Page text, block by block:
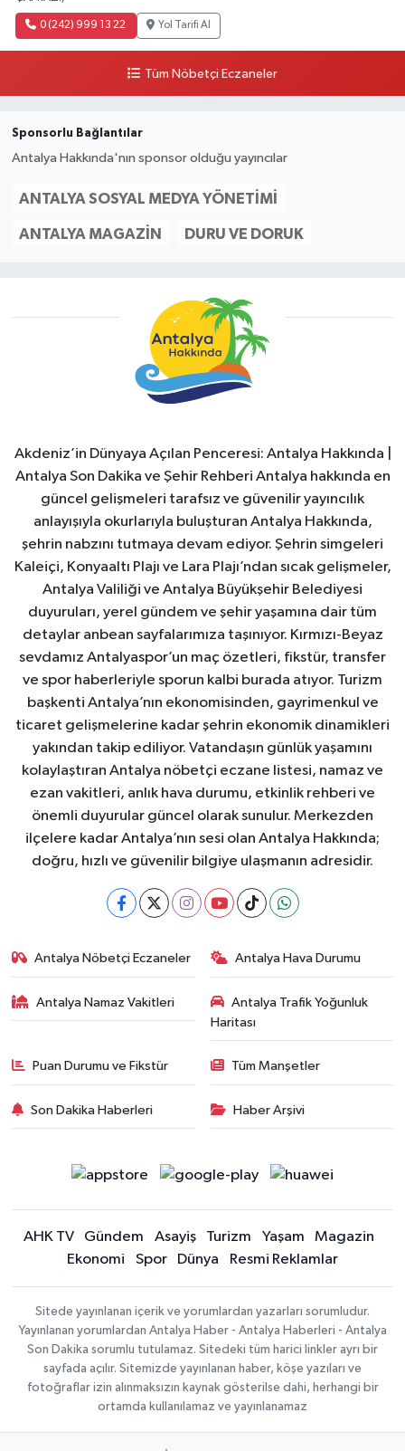
0 (242) 999 13 22 Yol Tarifi Al
Tüm Nöbetçi Eczaneler
Sponsorlu Bağlantılar
Antalya Hakkında'nın sponsor olduğu yayıncılar
ANTALYA SOSYAL MEDYA YÖNETIMI
ANTALYA MAGAZIN DURU VE DORUK
Akdeniz’in Dünyaya Açılan Penceresi: Antalya Hakkında |
Antalya Son Dakika ve Şehir Rehberi Antalya hakkında en
güncel gelişmeleri tarafsız ve güvenilir yayıncılık
anlayışıyla okurlarıyla buluşturan Antalya Hakkında,
şehrin nabzını tutmaya devam ediyor. Şehrin simgeleri
Kaleiçi, Konyaaltı Plajı ve Lara Plajı’ndan sıcak gelişmeler,
Antalya Valiliği ve Antalya Büyükşehir Belediyesi
duyuruları, yerel gündem ve şehir yaşamına dair tüm
detaylar anbean sayfalarımıza taşınıyor. Kırmızı-Beyaz
sevdamız Antalyaspor’un maç özetleri, fikstür, transfer
ve spor haberleriyle sporun kalbi burada atıyor. Turizm
başkenti Antalya’nın ekonomisinden, gayrimenkul ve
ticaret gelişmelerine kadar şehrin ekonomik dinamikleri
yakından takip ediliyor. Vatandaşın günlük yaşamını
kolaylaştıran Antalya nöbetçi eczane listesi, namaz ve
ezan vakitleri, anlık hava durumu, etkinlik rehberi ve
önemli duyurular güncel olarak sunulur. Merkezden
ilçelere kadar Antalya’nın sesi olan Antalya Hakkında;
doğru, hızlı ve güvenilir bilgiye ulaşmanın adresidir.
Antalya Nöbetçi Eczaneler Antalya Hava Durumu
Antalya Namaz Vakitleri
Antalya Trafik Yoğunluk
Haritası
Puan Durumu ve Fikstür Tüm Manşetler
Son Dakika Haberleri Haber Arşivi
AHK TV Gündem Asayiş Turizm Yaşam
Magazin
Ekonomi
Spor Dünya Resmi Reklamlar
Sitede yayınlanan içerik ve yorumlardan yazarları sorumludur.
Yayınlanan yorumlardan Antalya Haber - Antalya Haberleri - Antalya
Son Dakika sorumlu tutulamaz. Sitedeki tüm harici linkler ayrı bir
sayfada açılır. Sitemizde yayınlanan haber, köşe yazıları ve
fotoğraflar izin alınmaksızın kaynak gösterilse dahi, herhangi bir
ortamda kullanılamaz ve yayınlanamaz